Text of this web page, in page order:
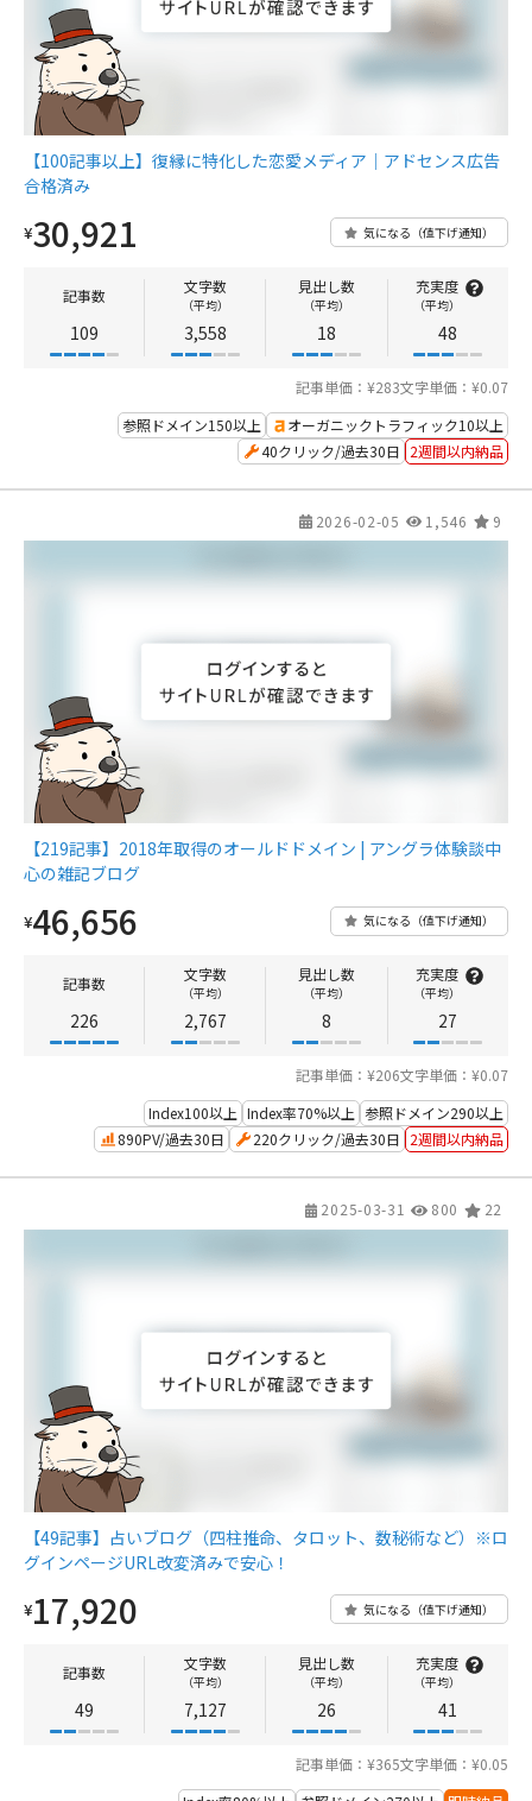
【100記事以上】復縁に特化した恋愛メディア｜アドセンス広告
合格済み
¥30,921 気になる（値下げ通知）
記事数
109
文字数
（平均）
3,558
見出し数
（平均）
18
充実度
（平均）
48
記事単価：¥283文字単価：¥0.07
参照ドメイン150以上
オーガニックトラフィック10以上
40クリック/過去30日 2週間以内納品
2026-02-05 1,546 9
【219記事】2018年取得のオールドドメイン | アングラ体験談中
心の雑記ブログ
¥46,656 気になる（値下げ通知）
記事数
226
文字数
（平均）
2,767
見出し数
（平均）
8
充実度
（平均）
27
記事単価：¥206文字単価：¥0.07
Index100以上 Index率70%以上 参照ドメイン290以上
890PV/過去30日
220クリック/過去30日 2週間以内納品
2025-03-31 800 22
【49記事】占いブログ（四柱推命、タロット、数秘術など）※ロ
グインページURL改変済みで安心！
¥17,920 気になる（値下げ通知）
記事数
49
文字数
（平均）
7,127
見出し数
（平均）
26
充実度
（平均）
41
記事単価：¥365文字単価：¥0.05